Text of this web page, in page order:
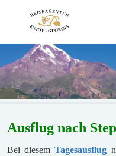
Ausflug nach
Bei diesemTagesausflug